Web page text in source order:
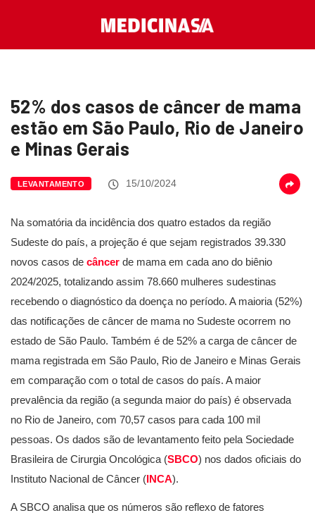
52% dos casos de câncer de mama
estão em São Paulo, Rio de Janeiro
e Minas Gerais
LEVANTAMENTO 15/10/2024
Na somatória da incidência dos quatro estados da região
Sudeste do país, a projeção é que sejam registrados 39.330
novos casos de câncer de mama em cada ano do biênio
2024/2025, totalizando assim 78.660 mulheres sudestinas
recebendo o diagnóstico da doença no período. A maioria (52%)
das notificações de câncer de mama no Sudeste ocorrem no
estado de São Paulo. Também é de 52% a carga de câncer de
mama registrada em São Paulo, Rio de Janeiro e Minas Gerais
em comparação com o total de casos do país. A maior
prevalência da região (a segunda maior do país) é observada
no Rio de Janeiro, com 70,57 casos para cada 100 mil
pessoas. Os dados são de levantamento feito pela Sociedade
Brasileira de Cirurgia Oncológica (SBCO) nos dados oficiais do
Instituto Nacional de Câncer (INCA).
A SBCO analisa que os números são reflexo de fatores